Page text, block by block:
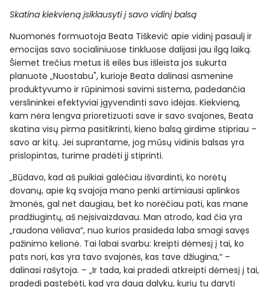
Skatina kiekvieną įsiklausyti į savo vidinį balsą
Nuomonės formuotoja Beata Tiškevič apie vidinį pasaulį ir
emocijas savo socialiniuose tinkluose dalijasi jau ilgą laiką.
Šiemet trečius metus iš eilės bus išleista jos sukurta
planuotė „Nuostabu", kurioje Beata dalinasi asmenine
produktyvumo ir rūpinimosi savimi sistema, padedančia
verslininkei efektyviai įgyvendinti savo idėjas. Kiekvieną,
kam nėra lengva prioretizuoti save ir savo svajones, Beata
skatina visų pirma pasitikrinti, kieno balsą girdime stipriau –
savo ar kitų. Jei suprantame, jog mūsų vidinis balsas yra
prislopintas, turime pradėti jį stiprinti.
„Būdavo, kad aš puikiai galėčiau išvardinti, ko norėtų
dovanų, apie ką svajoja mano penki artimiausi aplinkos
žmonės, gal net daugiau, bet ko norėčiau pati, kas mane
pradžiugintų, aš neįsivaizdavau. Man atrodo, kad čia yra
„raudona vėliava“, nuo kurios prasideda laba smagi savęs
pažinimo kelionė. Tai labai svarbu: kreipti dėmesį į tai, ko
pats nori, kas yra tavo svajonės, kas tave džiugina,“ –
dalinasi rašytoja. – „Ir tada, kai pradedi atkreipti dėmesį į tai,
pradedi pastebėti, kad yra daug dalykų, kurių tu daryti